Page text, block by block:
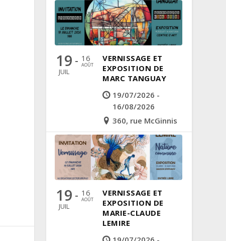
19
JUIL
- 16
AOÛT
VERNISSAGE ET
EXPOSITION DE
MARC TANGUAY
19/07/2026 -
16/08/2026
360, rue McGinnis
19
JUIL
- 16
AOÛT
VERNISSAGE ET
EXPOSITION DE
MARIE-CLAUDE
LEMIRE